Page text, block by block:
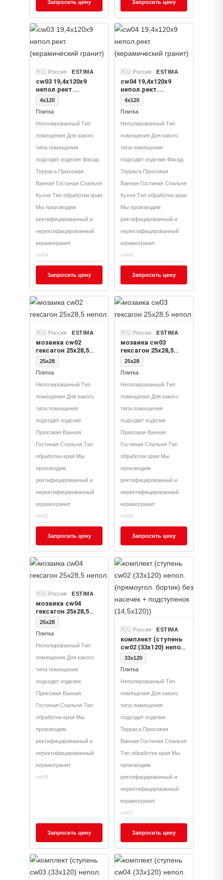
Запросить цену Запросить цену
🇷🇺 Россия ESTIMA
cw03 19,4х120х9
непол.рект.
(керамический
гранит)
4x120
Плитка
Неполированный Тип
помещения Для какого
типа помещения
подходит изделие Фасад
Терраса Прихожая
Ванная Гостиная Спальня
Кухня Тип обработки края
Мы производим
ректифицированный и
неректифицированный
керамогранит
cw03
Запросить цену
🇷🇺 Россия ESTIMA
cw04 19,4х120х9
непол.рект.
(керамический
гранит)
4x120
Плитка
Неполированный Тип
помещения Для какого
типа помещения
подходит изделие Фасад
Терраса Прихожая
Ванная Гостиная Спальня
Кухня Тип обработки края
Мы производим
ректифицированный и
неректифицированный
керамогранит
cw04
Запросить цену
🇷🇺 Россия ESTIMA
мозаика cw02
гексагон 25x28,5
непол.
25x28
Плитка
Неполированный Тип
помещения Для какого
типа помещения
подходит изделие
Прихожая Ванная
Гостиная Спальня Тип
обработки края Мы
производим
ректифицированный и
неректифицированный
керамогранит
cw02
Запросить цену
🇷🇺 Россия ESTIMA
мозаика cw03
гексагон 25x28,5
непол.
25x28
Плитка
Неполированный Тип
помещения Для какого
типа помещения
подходит изделие
Прихожая Ванная
Гостиная Спальня Тип
обработки края Мы
производим
ректифицированный и
неректифицированный
керамогранит
cw03
Запросить цену
🇷🇺 Россия ESTIMA
мозаика cw04
гексагон 25x28,5
непол.
25x28
Плитка
Неполированный Тип
помещения Для какого
типа помещения
подходит изделие
Прихожая Ванная
Гостиная Спальня Тип
обработки края Мы
производим
ректифицированный и
неректифицированный
керамогранит
cw04
Запросить цену
🇷🇺 Россия ESTIMA
комплект (ступень
cw02 (33x120) непол.
(прямоугол.
бортик) без насечек
+ подступенок
(14,5x120))
33x120
Плитка
Неполированный Тип
помещения Для какого
типа помещения
подходит изделие
Терраса Прихожая
Ванная Гостиная Спальня
Тип обработки края Мы
производим
ректифицированный и
неректифицированный
керамогранит
cw02
Запросить цену